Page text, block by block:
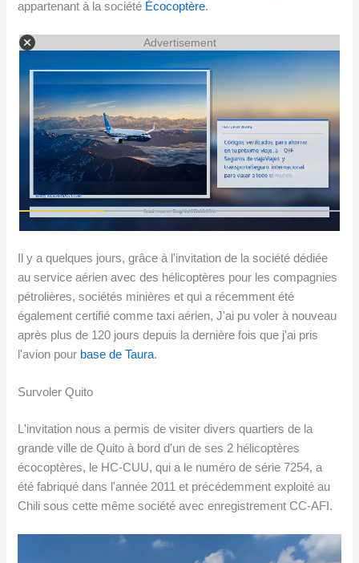
appartenant à la société Écocoptère.
Advertisement
Il y a quelques jours, grâce à l'invitation de la société dédiée
au service aérien avec des hélicoptères pour les compagnies
pétrolières, sociétés minières et qui a récemment été
également certifié comme taxi aérien, J'ai pu voler à nouveau
après plus de 120 jours depuis la dernière fois que j'ai pris
l'avion pour base de Taura.
Survoler Quito
L'invitation nous a permis de visiter divers quartiers de la
grande ville de Quito à bord d'un de ses 2 hélicoptères
écocoptères, le HC-CUU, qui a le numéro de série 7254, a
été fabriqué dans l'année 2011 et précédemment exploité au
Chili sous cette même société avec enregistrement CC-AFI.